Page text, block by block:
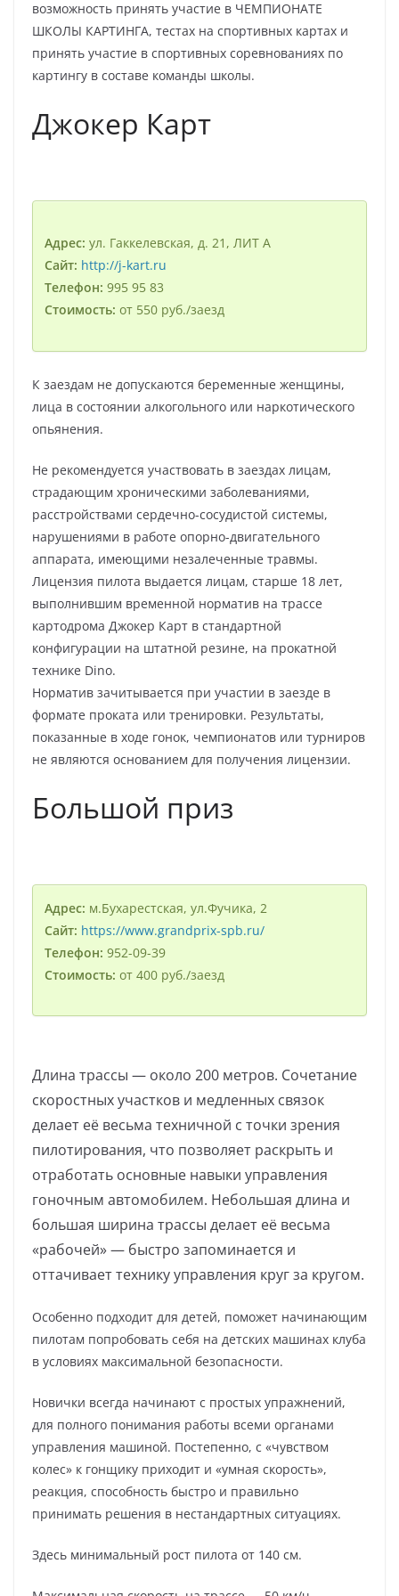
возможность принять участие в ЧЕМПИОНАТЕ
ШКОЛЫ КАРТИНГА, тестах на спортивных картах и
принять участие в спортивных соревнованиях по
картингу в составе команды школы.
Джокер Карт
Адрес: ул. Гаккелевская, д. 21, ЛИТ А
Сайт: http://j-kart.ru
Телефон: 995 95 83
Стоимость: от 550 руб./заезд
К заездам не допускаются беременные женщины,
лица в состоянии алкогольного или наркотического
опьянения.
Не рекомендуется участвовать в заездах лицам,
страдающим хроническими заболеваниями,
расстройствами сердечно-сосудистой системы,
нарушениями в работе опорно-двигательного
аппарата, имеющими незалеченные травмы.
Лицензия пилота выдается лицам, старше 18 лет,
выполнившим временной норматив на трассе
картодрома Джокер Карт в стандартной
конфигурации на штатной резине, на прокатной
технике Dino.
Норматив зачитывается при участии в заезде в
формате проката или тренировки. Результаты,
показанные в ходе гонок, чемпионатов или турниров
не являются основанием для получения лицензии.
Большой приз
Адрес: м.Бухарестская, ул.Фучика, 2
Сайт: https://www.grandprix-spb.ru/
Телефон: 952-09-39
Стоимость: от 400 руб./заезд
Длина трассы — около 200 метров. Сочетание
скоростных участков и медленных связок
делает её весьма техничной с точки зрения
пилотирования, что позволяет раскрыть и
отработать основные навыки управления
гоночным автомобилем. Небольшая длина и
большая ширина трассы делает её весьма
«рабочей» — быстро запоминается и
оттачивает технику управления круг за кругом.
Особенно подходит для детей, поможет начинающим
пилотам попробовать себя на детских машинах клуба
в условиях максимальной безопасности.
Новички всегда начинают с простых упражнений,
для полного понимания работы всеми органами
управления машиной. Постепенно, с «чувством
колес» к гонщику приходит и «умная скорость»,
реакция, способность быстро и правильно
принимать решения в нестандартных ситуациях.
Здесь минимальный рост пилота от 140 см.